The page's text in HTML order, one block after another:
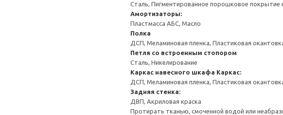
Сталь, Пигментированное порошковое покрытие
Амортизаторы:
Пластмасса АБС, Масло
Полка
ДСП, Меламиновая пленка, Пластиковая
Петля со встроенным стопором
Сталь, Никелирование
Каркас навесного шкафа Каркас:
ДСП, Меламиновая пленка, Пластиковая
Задняя стенка:
ДВП, Акриловая краска
Протирать тканью, смоченной водой или